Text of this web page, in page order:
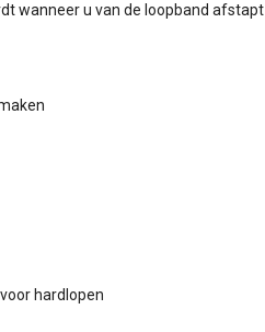
wanneer u van de loopband afstapt
hardlopen